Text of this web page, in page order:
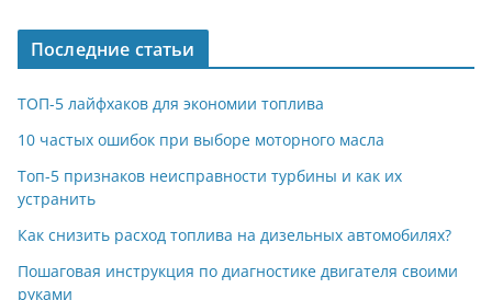
Последние статьи
ТОП-5 лайфхаков для экономии топлива
10 частых ошибок при выборе моторного масла
Топ-5 признаков неисправности турбины и как их
устранить
Как снизить расход топлива на дизельных автомобилях?
Пошаговая инструкция по диагностике двигателя своими
руками